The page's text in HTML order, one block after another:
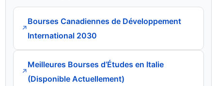
↗
Bourses Canadiennes de Développement
International 2030
↗
Meilleures Bourses d’Études en Italie
(Disponible Actuellement)